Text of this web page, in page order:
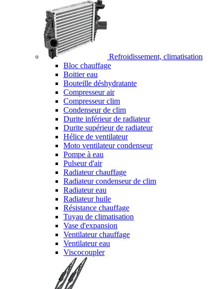
Refroidissement, climatisation
Bloc chauffage
Boitier eau
Bouteille déshydratante
Compresseur air
Compresseur clim
Condenseur de clim
Durite inférieur de radiateur
Durite supérieur de radiateur
Hélice de ventilateur
Moto ventilateur condenseur
Pompe à eau
Pulseur d'air
Radiateur chauffage
Radiateur condenseur de clim
Radiateur eau
Radiateur huile
Résistance chauffage
Tuyau de climatisation
Vase d'expansion
Ventilateur chauffage
Ventilateur eau
Viscocoupler